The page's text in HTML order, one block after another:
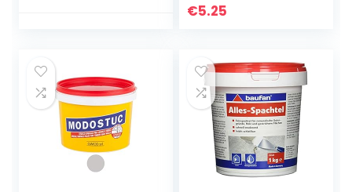
€5.25